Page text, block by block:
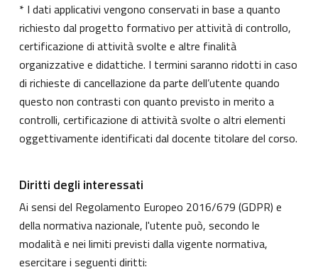
* I dati applicativi vengono conservati in base a quanto
richiesto dal progetto formativo per attività di controllo,
certificazione di attività svolte e altre finalità
organizzative e didattiche. I termini saranno ridotti in caso
di richieste di cancellazione da parte dell’utente quando
questo non contrasti con quanto previsto in merito a
controlli, certificazione di attività svolte o altri elementi
oggettivamente identificati dal docente titolare del corso.
Diritti degli interessati
Ai sensi del Regolamento Europeo 2016/679 (GDPR) e
della normativa nazionale, l'utente può, secondo le
modalità e nei limiti previsti dalla vigente normativa,
esercitare i seguenti diritti: